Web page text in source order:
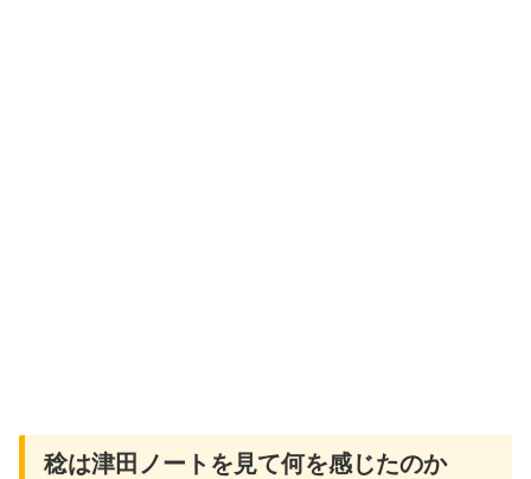
稔は津田ノートを見て何を感じたのか